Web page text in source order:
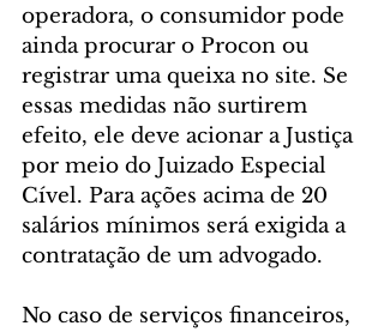
operadora, o consumidor pode
ainda procurar o Procon ou
registrar uma queixa no site. Se
essas medidas não surtirem
efeito, ele deve acionar a Justiça
por meio do Juizado Especial
Cível. Para ações acima de 20
salários mínimos será exigida a
contratação de um advogado.
No caso de serviços financeiros,